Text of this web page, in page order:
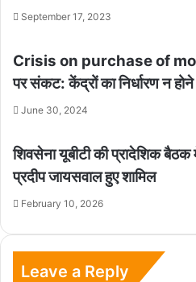
September 17, 2023
Crisis on purchase of
पर संकट: केंद्रों का निर्धारण न
June 30, 2024
शिवसेना यूबीटी की प्रादेशिक
प्रदीप जायसवाल हुए शामिल
February 10, 2026
Leave a Reply